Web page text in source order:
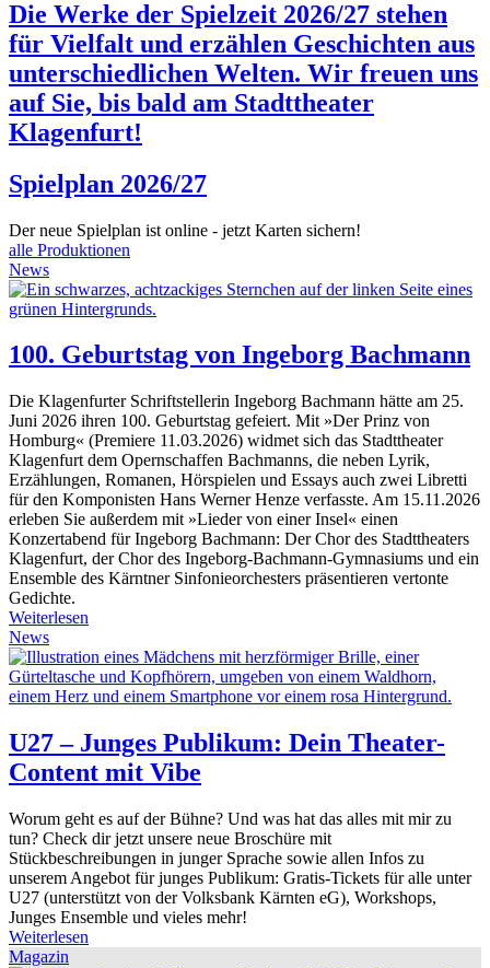
Die Werke der Spielzeit 2026/27 stehen
für Vielfalt und erzählen Geschichten aus
unterschiedlichen Welten. Wir freuen uns
auf Sie, bis bald am Stadttheater
Klagenfurt!
Spielplan 2026/27
Der neue Spielplan ist online - jetzt Karten sichern!
alle Produktionen
News
100. Geburtstag von Ingeborg Bachmann
Die Klagenfurter Schriftstellerin Ingeborg Bachmann hätte am 25.
Juni 2026 ihren 100. Geburtstag gefeiert. Mit »Der Prinz von
Homburg« (Premiere 11.03.2026) widmet sich das Stadttheater
Klagenfurt dem Opernschaffen Bachmanns, die neben Lyrik,
Erzählungen, Romanen, Hörspielen und Essays auch zwei Libretti
für den Komponisten Hans Werner Henze verfasste. Am 15.11.2026
erleben Sie außerdem mit »Lieder von einer Insel« einen
Konzertabend für Ingeborg Bachmann: Der Chor des Stadttheaters
Klagenfurt, der Chor des Ingeborg-Bachmann-Gymnasiums und ein
Ensemble des Kärntner Sinfonieorchesters präsentieren vertonte
Gedichte.
Weiterlesen
News
U27 – Junges Publikum: Dein Theater-
Content mit Vibe
Worum geht es auf der Bühne? Und was hat das alles mit mir zu
tun? Check dir jetzt unsere neue Broschüre mit
Stückbeschreibungen in junger Sprache sowie allen Infos zu
unserem Angebot für junges Publikum: Gratis-Tickets für alle unter
U27 (unterstützt von der Volksbank Kärnten eG), Workshops,
Junges Ensemble und vieles mehr!
Weiterlesen
Magazin